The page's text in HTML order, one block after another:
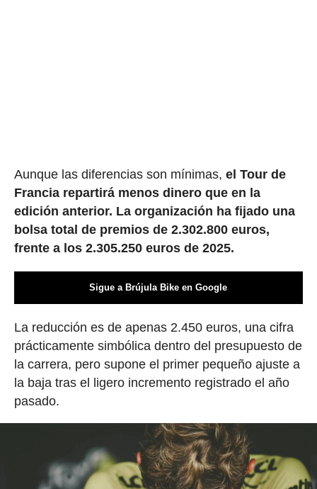
Aunque las diferencias son mínimas, el Tour de
Francia repartirá menos dinero que en la
edición anterior. La organización ha fijado una
bolsa total de premios de 2.302.800 euros,
frente a los 2.305.250 euros de 2025.
Sigue a Brújula Bike en Google
La reducción es de apenas 2.450 euros, una cifra
prácticamente simbólica dentro del presupuesto de
la carrera, pero supone el primer pequeño ajuste a
la baja tras el ligero incremento registrado el año
pasado.